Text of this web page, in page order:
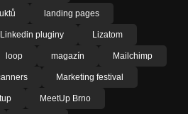
landing pages
Linkedin pluginy Lizatom
loop magazín Mailchimp
Marketing festival
MeetUp Brno